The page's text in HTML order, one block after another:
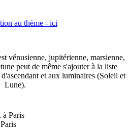
au thème - ici
vénusienne, jupitérienne, marsienne,
peut de même s'ajouter à la liste
et aux luminaires (Soleil et
Lune).